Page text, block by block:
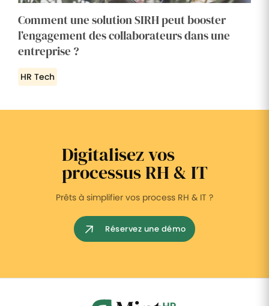
Comment une solution SIRH peut booster
l’engagement des collaborateurs dans une
entreprise ?
HR Tech
Digitalisez vos
processus RH & IT
Prêts à simplifier vos process RH & IT ?
Réservez une démo